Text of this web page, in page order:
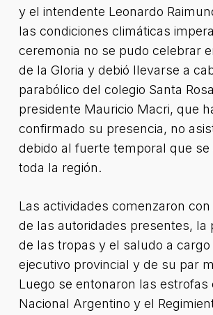
y el intendente Leonardo
las condiciones climáticas
ceremonia no se pudo celebrar
de la Gloria y debió llevarse a
parabólico del colegio Santa
presidente Mauricio Macri, que
confirmado su presencia, no
debido al fuerte temporal que se
toda la región.
Las actividades comenzaron
de las autoridades presentes, la
de las tropas y el saludo a cargo
ejecutivo provincial y de su par
Luego se entonaron las estrofas
Nacional Argentino y el